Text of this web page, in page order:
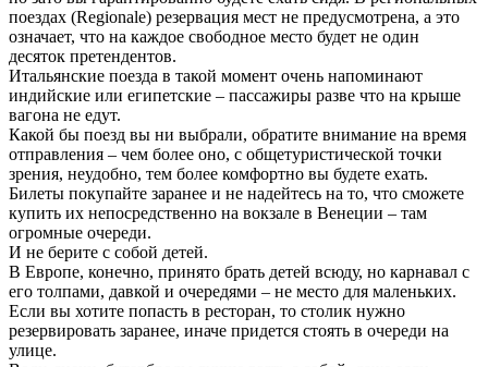
поездах (Regionale) резервация мест не предусмотрена, а это
означает, что на каждое свободное место будет не один
десяток претендентов.
Итальянские поезда в такой момент очень напоминают
индийские или египетские – пассажиры разве что на крыше
вагона не едут.
Какой бы поезд вы ни выбрали, обратите внимание на время
отправления – чем более оно, с общетуристической точки
зрения, неудобно, тем более комфортно вы будете ехать.
Билеты покупайте заранее и не надейтесь на то, что сможете
купить их непосредственно на вокзале в Венеции – там
огромные очереди.
И не берите с собой детей.
В Европе, конечно, принято брать детей всюду, но карнавал с
его толпами, давкой и очередями – не место для маленьких.
Если вы хотите попасть в ресторан, то столик нужно
резервировать заранее, иначе придется стоять в очереди на
улице.